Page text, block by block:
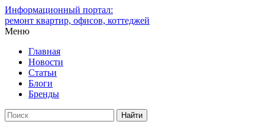
Информационный портал:
ремонт квартир, офисов, коттеджей
Меню
Главная
Новости
Статьи
Блоги
Бренды